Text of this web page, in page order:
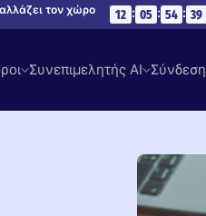
τον χώρο 12 : 05 : 54 : 38
Συνεπιμελητής AI Σύνδεση